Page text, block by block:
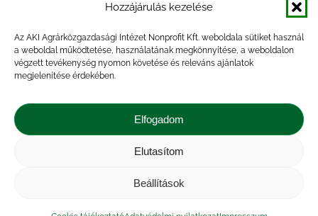
Hozzájárulás kezelése
Az AKI Agrárközgazdasági Intézet Nonprofit Kft. weboldala sütiket használ
a weboldal működtetése, használatának megkönnyítése, a weboldalon
végzett tevékenység nyomon követése és releváns ajánlatok
megjelenítése érdekében.
Elfogadom
Elutasítom
Beállítások
nemzetközi árinformációk
paradicsom piac piaci jelentés
pulyka pulykahús sertés sertéshús
szarvasmarha termelés
termelői
zöldség árak
átlagárértékesítési ár